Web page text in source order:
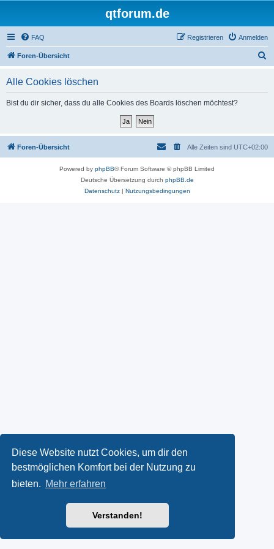
Diese Website nutzt Cookies, um dir den
bestmöglichen Komfort bei der Nutzung zu
bieten. Mehr erfahren
Verstanden!
qtforum.de
FAQ Anmelden
Registrieren
Foren-Übersicht
Alle Cookies löschen
Bist du dir sicher, dass du alle Cookies des Boards löschen möchtest?
Foren-Übersicht Alle Zeiten sind UTC+02:00
Powered by phpBB® Forum Software © phpBB Limited
Deutsche Übersetzung durch phpBB.de
Datenschutz| Nutzungsbedingungen